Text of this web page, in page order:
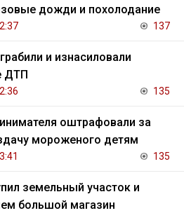
дожди и похолодание
137
и изнасиловали
ДТП
135
оштрафовали за
мороженого детям
135
земельный участок и
большой магазин